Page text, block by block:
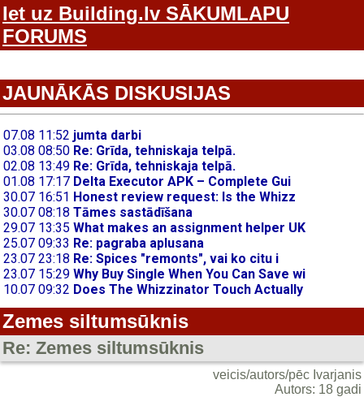
Iet uz Building.lv SĀKUMLAPU
FORUMS
JAUNĀKĀS DISKUSIJAS
Zemes siltumsūknis
Re: Zemes siltumsūknis
veicis/autors/pēc Ivarjanis
Autors: 18 gadi